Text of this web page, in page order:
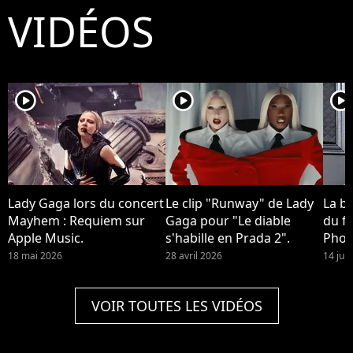
VIDÉOS
player2
Lady Gaga lors du concert
Mayhem : Requiem sur
Apple Music.
18 mai 2026
player2
Le clip "Runway" de Lady
Gaga pour "Le diable
s'habille en Prada 2".
28 avril 2026
player2
La
du
14
VOIR TOUTES LES VIDÉOS